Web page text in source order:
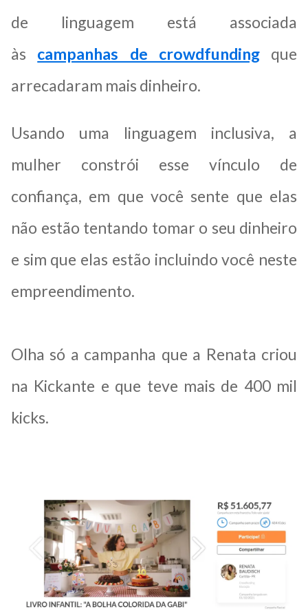
de linguagem está associada
às
campanhas de crowdfundingque
arrecadaram mais dinheiro.
Usando uma linguagem inclusiva, a
mulher constrói esse vínculo de
confiança, em que você sente que elas
não estão tentando tomar o seu dinheiro
e sim que elas estão incluindo você neste
empreendimento.
Olha só a campanha que a Renata criou
na Kickante e que teve mais de 400 mil
kicks.